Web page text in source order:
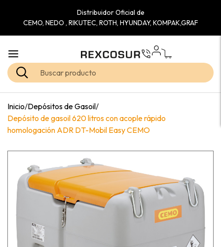
Distribuidor Oficial de
CEMO, NEDO , RIKUTEC, ROTH, HYUNDAY, KOMPAK,GRAF
Inicio/Depósitos de Gasoil/
Depósito de gasoil 620 litros con acople rápido
homologación ADR DT-Mobil Easy CEMO